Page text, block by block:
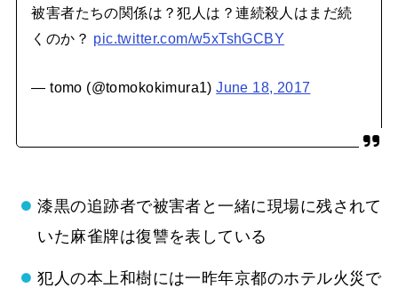
被害者たちの関係は？犯人は？連続殺人はまだ続
くのか？ pic.twitter.com/w5xTshGCBY
— tomo (@tomokokimura1)June 18, 2017
漆黒の追跡者で被害者と一緒に現場に残されて
いた麻雀牌は復讐を表している
犯人の本上和樹には一昨年京都のホテル火災で